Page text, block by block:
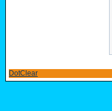
DotClear